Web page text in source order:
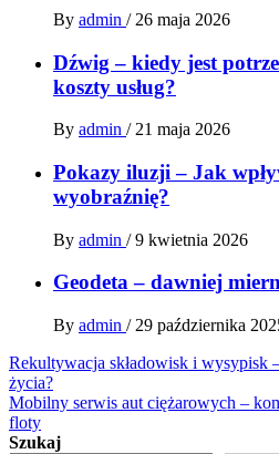
By admin / 26 maja 2026
Dźwig – kiedy jest
koszty usług?
By admin / 21 maja 2026
Pokazy iluzji – Jak
wyobraźnię?
By admin / 9 kwietnia 2026
Geodeta – dawniej
By admin / 29 października
Nawigacja
wpisu
Rekultywacja składowisk i wysypisk
życia?
Mobilny serwis aut ciężarowych –
floty
Szukaj